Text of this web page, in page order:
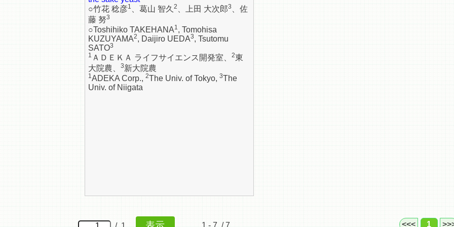
○竹花 稔彦1 、葛山 智久 2 、上田 大次郎3
、佐
藤 努3
○Toshihiko TAKEHANA1, Tomohisa
KUZUYAMA2, Daijiro UEDA3, Tsutomu
SATO3
1 ＡＤＥＫＡ ライフサイエンス開発室、 2東
大院農、
3新大院農
1ADEKA Corp., 2The Univ. of Tokyo, 3The
Univ. of Niigata
<<< 1